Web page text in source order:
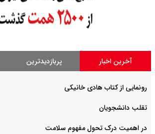
آخرین اخبار پربازدیدترین
رونمایی از کتاب هادی خانیکی
‌تقلب دانشجویان
در اهمیت درک تحول مفهوم سلامت